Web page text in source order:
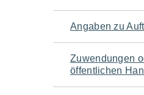
Angaben zu
Zuwendungen
öffentlichen